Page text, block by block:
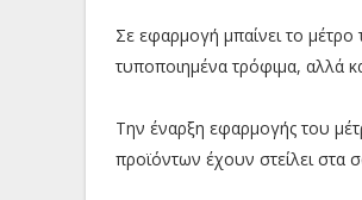
Σε εφαρμογή μπαίνει το μέτρο
τυποποιημένα τρόφιμα, αλλά
Την έναρξη εφαρμογής του
προϊόντων έχουν στείλει στα